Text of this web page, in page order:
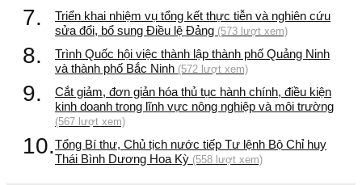
7.
Triển khai nhiệm vụ tổng kết thực tiễn và nghiên cứu
sửa đổi, bổ sung Điều lệ Đảng (573 lượt xem)
8.
Trình Quốc hội việc thành lập thành phố Quảng Ninh
và thành phố Bắc Ninh (572 lượt xem)
9.
Cắt giảm, đơn giản hóa thủ tục hành chính, điều kiện
kinh doanh trong lĩnh vực nông nghiệp và môi trường
(567 lượt xem)
10.Tổng Bí thư, Chủ tịch nước tiếp Tư lệnh Bộ Chỉ huy
Thái Bình Dương Hoa Kỳ (558 lượt xem)